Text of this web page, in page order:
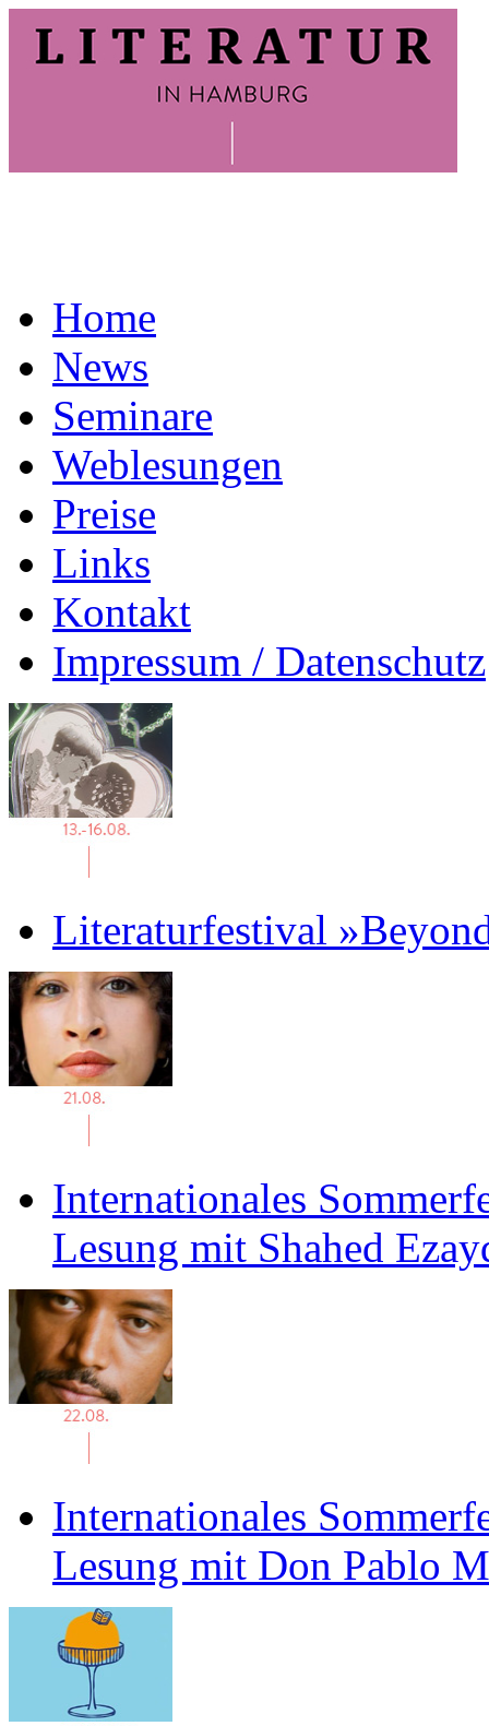
Home
News
Seminare
Weblesungen
Preise
Links
Kontakt
Impressum / Datenschutz
Literaturfestival
Internationales
Lesung mit Shahed
Internationales
Lesung mit Don Pablo